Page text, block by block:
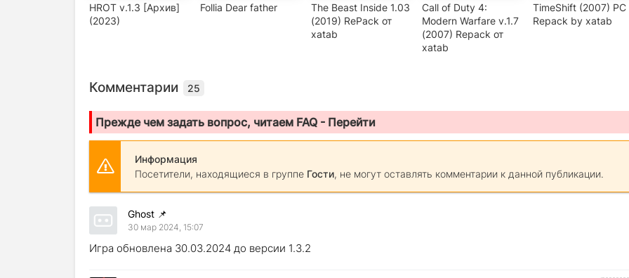
HROT v.1.3 [Архив]
(2023)
Follia Dear father
The Beast Inside 1.03
(2019) RePack от
xatab
Call of Duty 4:
Modern Warfare v.1.7
(2007) Repack от
xatab
TimeShift (2007) PC |
Repack by xatab
Комментарии 25
Прежде чем задать вопрос, читаем FAQ - Перейти
Информация
Посетители, находящиеся в группе Гости, не могут оставлять комментарии к данной публикации.
Ghost 📌
30 мар 2024, 15:07
Игра обновлена 30.03.2024 до версии 1.3.2